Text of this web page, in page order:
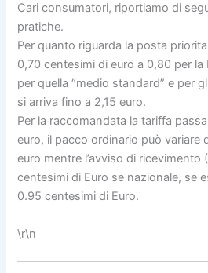
Cari consumatori, riportiamo di
pratiche.
Per quanto riguarda la posta
0,70 centesimi di euro a 0,80 per
per quella “medio standard” e per
si arriva fino a 2,15 euro.
Per la raccomandata la tariffa
euro, il pacco ordinario può variare
euro mentre l’avviso di ricevimento
centesimi di Euro se nazionale, se
0.95 centesimi di Euro.
\r\n